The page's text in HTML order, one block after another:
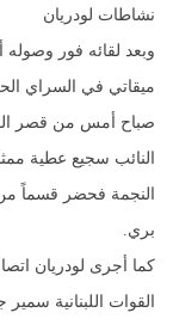
نشاطات لودريان
وبعد لقائه فور
ميقاتي في السراي
صباح أمس من قصر
النائب سجيع عطية
النجمة فحضر قسماً
بري.
كما أجرى لودريان
القوات اللبنانية